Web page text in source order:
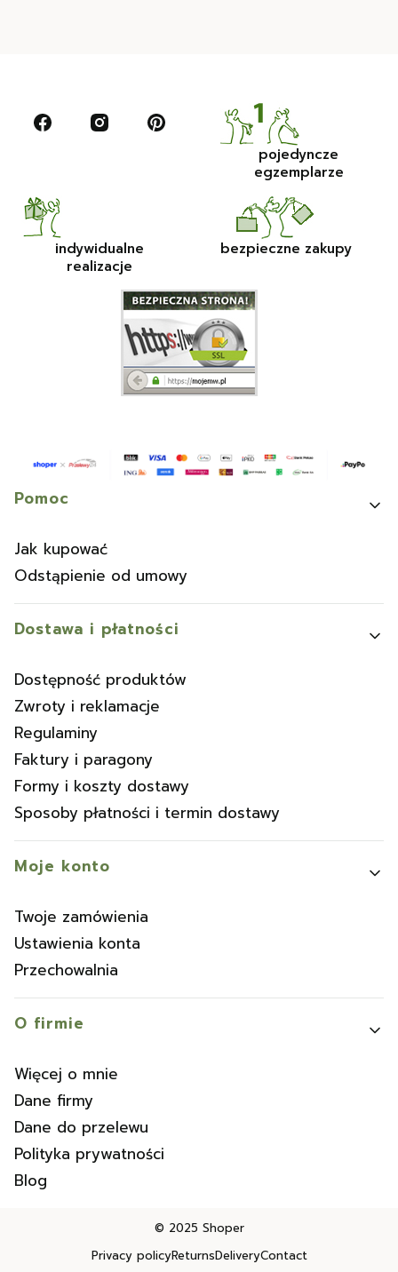
pojedyncze
egzemplarze
indywidualne
realizacje
bezpieczne zakupy
Linki w stopce
Pomoc
Jak kupować
Odstąpienie od umowy
Dostawa i płatności
Dostępność produktów
Zwroty i reklamacje
Regulaminy
Faktury i paragony
Formy i koszty dostawy
Sposoby płatności i termin dostawy
Moje konto
Twoje zamówienia
Ustawienia konta
Przechowalnia
O firmie
Więcej o mnie
Dane firmy
Dane do przelewu
Polityka prywatności
Blog
© 2025 Shoper
Privacy policyReturnsDeliveryContact